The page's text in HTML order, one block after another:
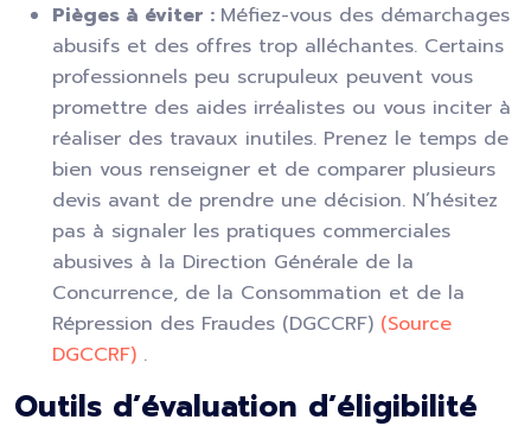
Pièges à éviter : Méfiez-vous des démarchages
abusifs et des offres trop alléchantes. Certains
professionnels peu scrupuleux peuvent vous
promettre des aides irréalistes ou vous inciter à
réaliser des travaux inutiles. Prenez le temps de
bien vous renseigner et de comparer plusieurs
devis avant de prendre une décision. N’hésitez
pas à signaler les pratiques commerciales
abusives à la Direction Générale de la
Concurrence, de la Consommation et de la
Répression des Fraudes (DGCCRF) (Source
DGCCRF) .
Outils d’évaluation d’éligibilité